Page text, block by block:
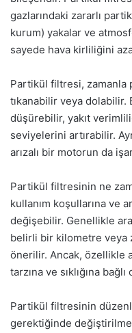
gazlarındaki zararlı
kurum) yakalar ve
sayede hava kirliliğini
Partikül filtresi,
tıkanabilir veya dolabilir.
düşürebilir, yakıt
seviyelerini artırabilir.
arızalı bir motorun da
Partikül filtresinin ne
kullanım koşullarına ve
değişebilir. Genellikle
belirli bir kilometre veya
önerilir. Ancak, özellikle
tarzına ve sıklığına
Partikül filtresinin
gerektiğinde